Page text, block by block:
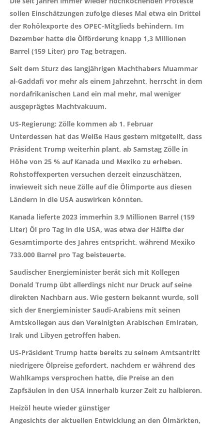
sollen Einschätzungen zufolge dieses Mal etwa ein Drittel
der Rohölexporte des OPEC-Mitglieds behindern. Im
Dezember hatte die Ölförderung knapp 1,3 Millionen
Barrel (159 Liter) pro Tag betragen.
Seit dem Sturz des langjährigen Machthabers Muammar
al-Gaddafi vor mehr als einem Jahrzehnt, herrscht in dem
nordafrikanischen Land ein mal mehr, mal weniger
ausgeprägtes Machtvakuum.
US-Regierung: Zölle kommen ab 1. Februar
Unterdessen hat das Weiße Haus gestern mitgeteilt, dass
Präsident Trump weiterhin plant, ab Samstag Zölle in
Höhe von 25 % auf Kanada und Mexiko zu erheben.
Rohstoffexperten versuchen derzeit einzuschätzen,
inwieweit sich neue Zölle auf die Ölimporte aus diesen
Ländern in die USA auswirken könnten.
Kanada lieferte 2023 immerhin 3,9 Millionen Barrel (159
Liter) Öl pro Tag in die USA, was etwa der Hälfte der
Gesamtimporte des Jahres entspricht, während Mexiko
733.000 Barrel pro Tag beisteuerte.
Saudischer Energieminister berät sich mit Kollegen
Donald Trump übt allerdings nicht nur Druck auf seine
direkten Nachbarn aus. Wie gestern bekannt wurde, soll
sich der Energieminister Saudi-Arabiens mit seinen
Amtskollegen aus den Vereinigten Arabischen Emiraten,
Irak und Libyen getroffen haben.
US-Präsident Trump hatte bereits zu seinem Amtsantritt
niedrigere Ölpreise gefordert, nachdem er während des
Wahlkamps versprochen hatte, die Preise an den
Zapfsäulen in den USA innerhalb kurzer Zeit zu halbieren.
Heizöl heute wieder günstiger
Angesichts der aktuellen Entwicklung an den Ölmärkten,